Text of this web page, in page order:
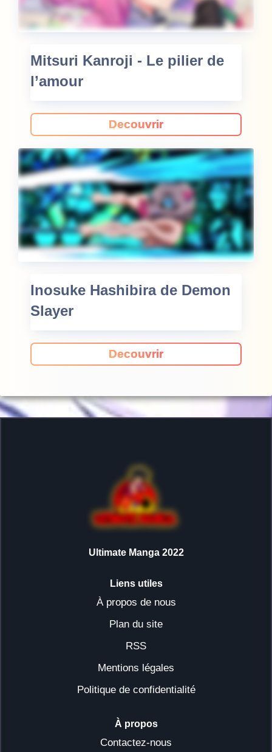
Mitsuri Kanroji - Le pilier de
l’amour
Decouvrir
Inosuke Hashibira de Demon
Slayer
Decouvrir
Ultimate Manga 2022
Liens utiles
À propos de nous
Plan du site
RSS
Mentions légales
Politique de confidentialité
À propos
Contactez-nous